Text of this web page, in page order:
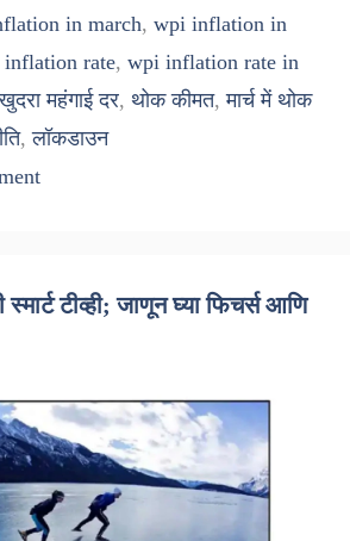
in march, wpi inflation in
rate, wpi inflation rate in
खुदरा महंगाई दर, थोक कीमत,मार्च में थोक
,लॉकडाउन
टीव्ही; जाणून घ्या फिचर्स आणि